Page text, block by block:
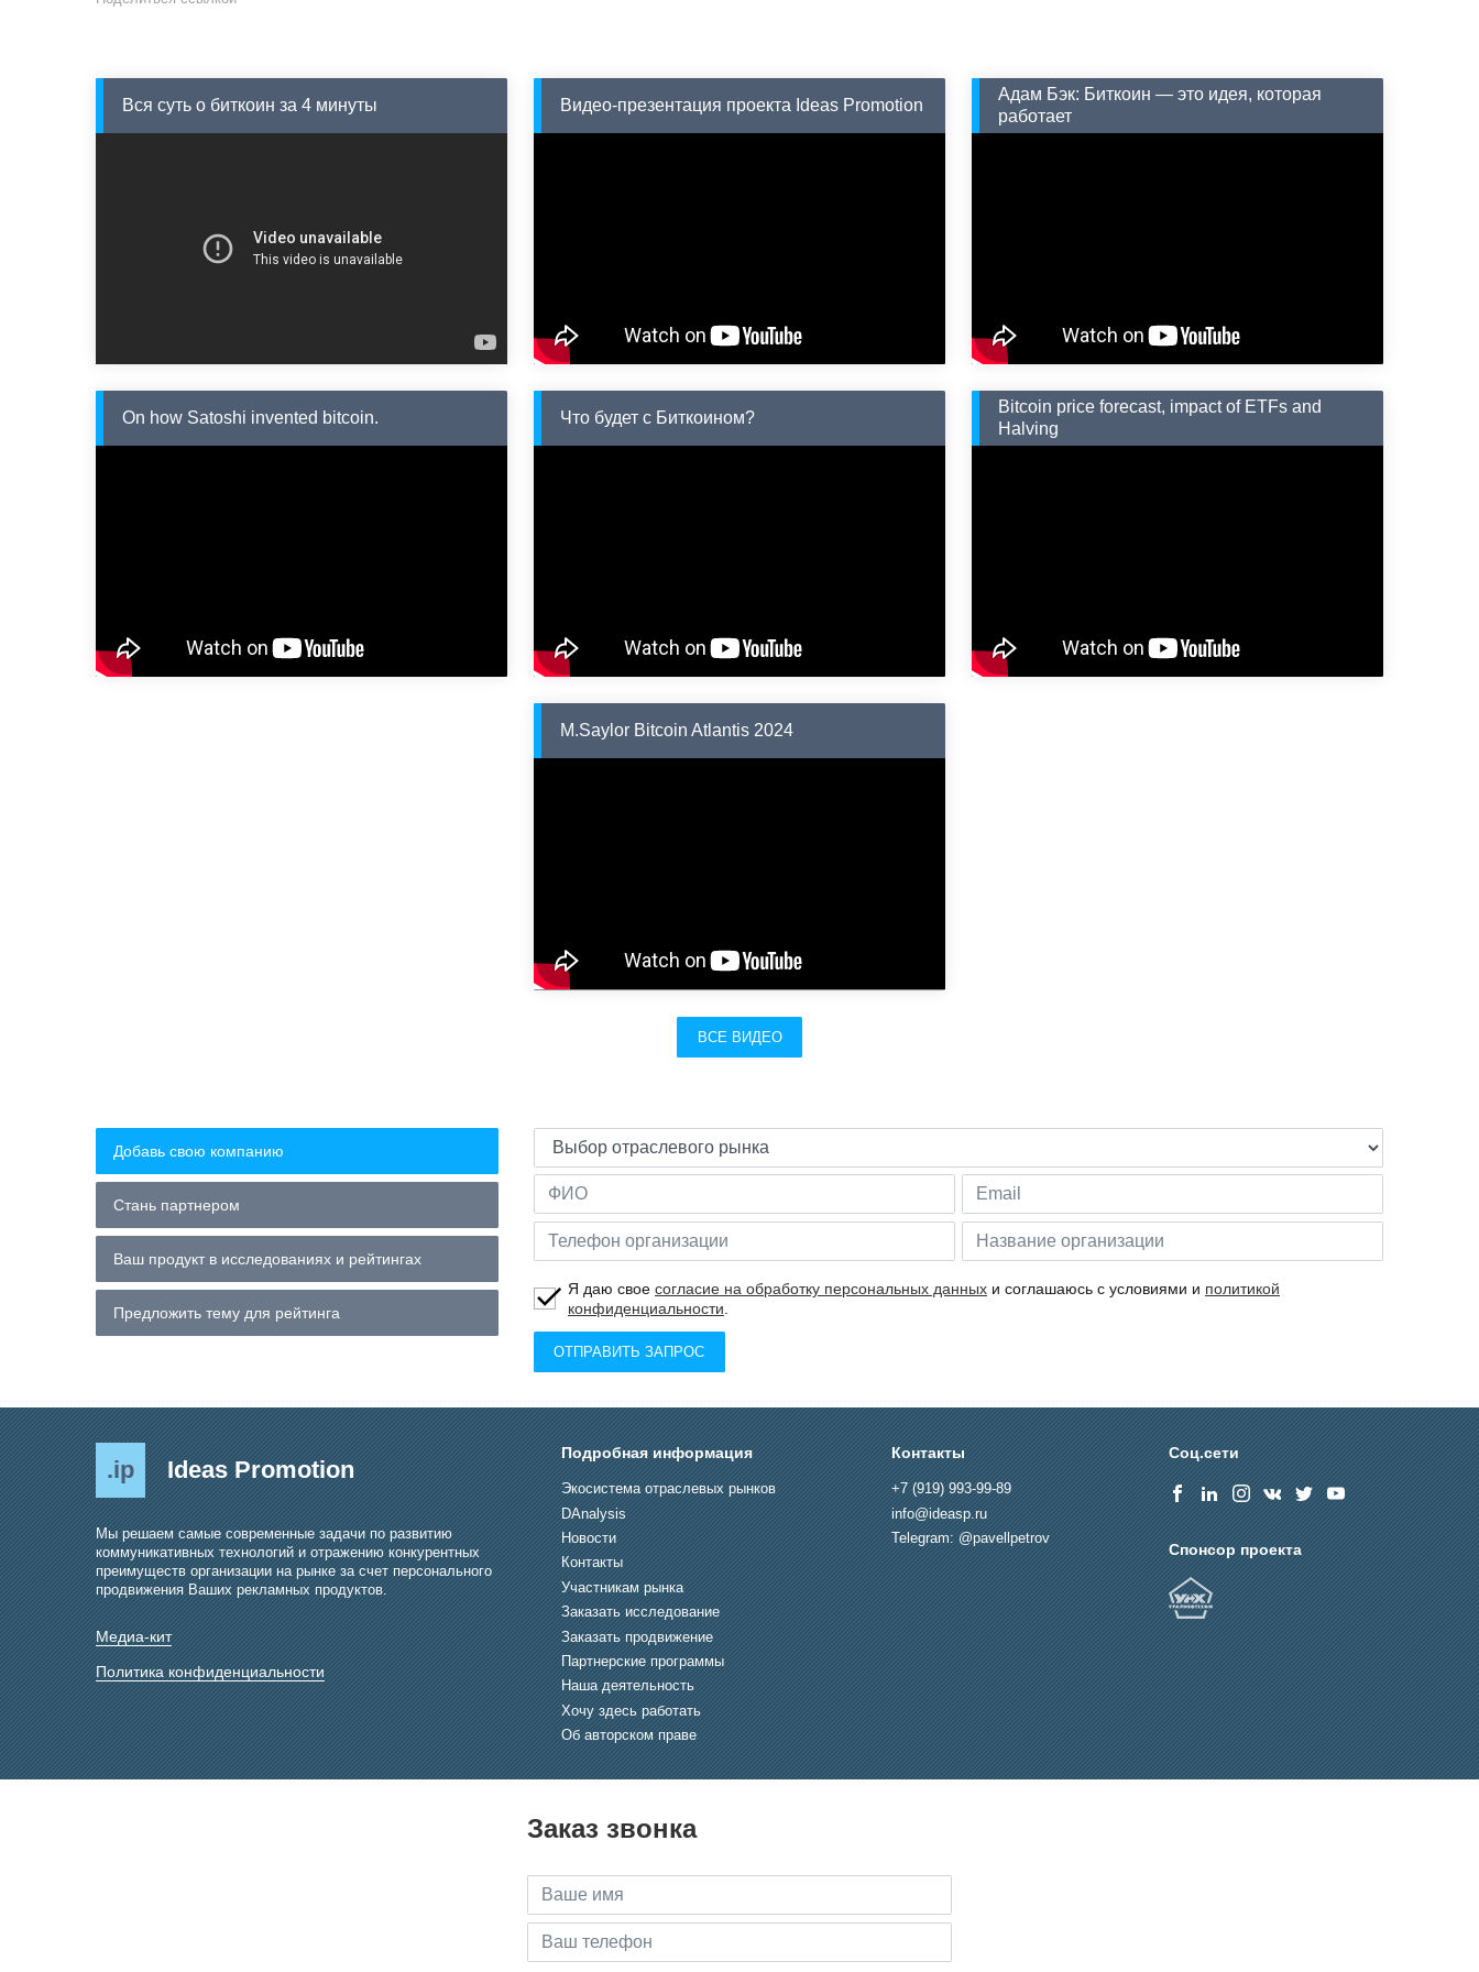
Вся суть о биткоин за 4 минуты Видео-презентация проекта Ideas Promotion
Адам Бэк: Биткоин — это идея, которая
работает
On how Satoshi invented bitcoin. Что будет с Биткоином?
Bitcoin price forecast, impact of ETFs and
Halving
M.Saylor Bitcoin Atlantis 2024
ВСЕ ВИДЕО
Добавь свою компанию
Стань партнером
Ваш продукт в исследованиях и рейтингах
Предложить тему для рейтинга
Я даю свое согласие на обработку персональных данныхи соглашаюсь с условиями и политикой
конфиденциальности
ОТПРАВИТЬ ЗАПРОС
.ip Ideas Promotion
Мы решаем самые современные задачи по развитию
коммуникативных технологий и отражению конкурентных
преимуществ организации на рынке за счет персонального
продвижения Ваших рекламных продуктов.
Медиа-кит
Политика конфиденциальности
Подробная информация
Экосистема отраслевых рынков
DAnalysis
Новости
Контакты
Участникам рынка
Заказать исследование
Заказать продвижение
Партнерские программы
Наша деятельность
Хочу здесь работать
Об авторском праве
Контакты
+7 (919) 993-99-89
info@ideasp.ru
Telegram: @pavellpetrov
Соц.сети
Спонсор проекта
Заказ звонка